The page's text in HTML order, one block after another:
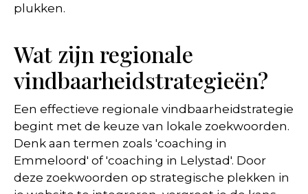
plukken.
Wat zijn regionale
vindbaarheidstrategieën?
Een effectieve regionale vindbaarheidstrategie
begint met de keuze van lokale zoekwoorden.
Denk aan termen zoals 'coaching in
Emmeloord' of 'coaching in Lelystad'. Door
deze zoekwoorden op strategische plekken in